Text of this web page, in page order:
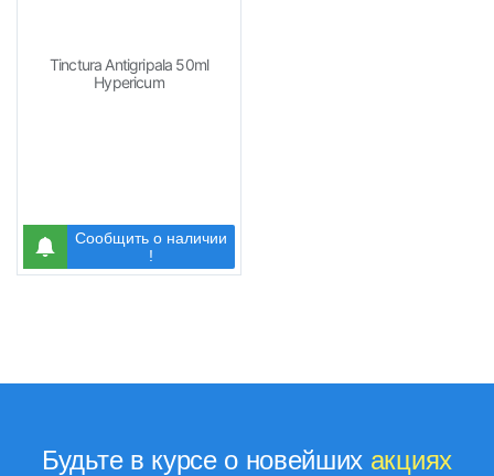
Tinctura Antigripala 50ml
Hypericum
Сообщить о наличии
!
Будьте в курсе о новейших акциях